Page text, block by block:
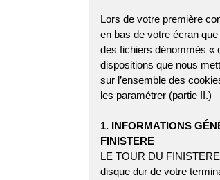
Lors de votre première
en bas de votre écran
des fichiers dénommés «
dispositions que nous
sur l’ensemble des
les paramétrer (partie II.)
1. INFORMATIONS
FINISTERE
LE TOUR DU
disque dur de votre